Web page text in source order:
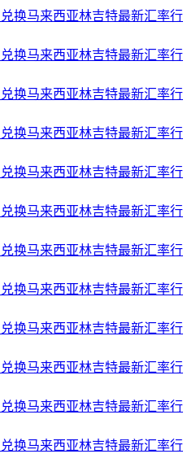
换马来西亚林吉特最新汇率行
换马来西亚林吉特最新汇率行
换马来西亚林吉特最新汇率行
换马来西亚林吉特最新汇率行
换马来西亚林吉特最新汇率行
换马来西亚林吉特最新汇率行
换马来西亚林吉特最新汇率行
换马来西亚林吉特最新汇率行
换马来西亚林吉特最新汇率行
换马来西亚林吉特最新汇率行
换马来西亚林吉特最新汇率行
换马来西亚林吉特最新汇率行